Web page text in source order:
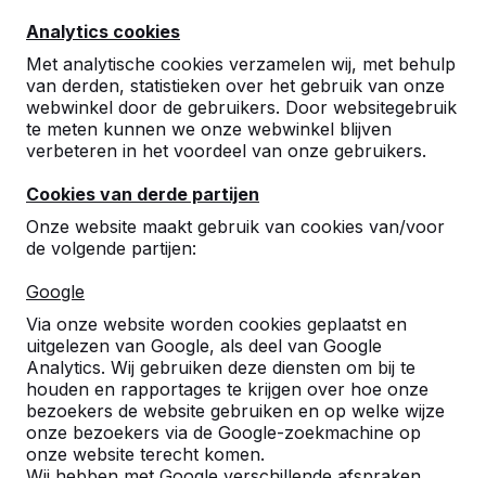
Analytics cookies
Met analytische cookies verzamelen wij, met behulp
van derden, statistieken over het gebruik van onze
webwinkel door de gebruikers. Door websitegebruik
te meten kunnen we onze webwinkel blijven
verbeteren in het voordeel van onze gebruikers.
Cookies van derde partijen
Onze website maakt gebruik van cookies van/voor
de volgende partijen:
Google
Via onze website worden cookies geplaatst en
uitgelezen van Google, als deel van Google
Analytics. Wij gebruiken deze diensten om bij te
houden en rapportages te krijgen over hoe onze
bezoekers de website gebruiken en op welke wijze
onze bezoekers via de Google-zoekmachine op
onze website terecht komen.
info@heblad.be
Klantenservice
Categorieën
Overige
Algemene Voorwaarden |Privacy